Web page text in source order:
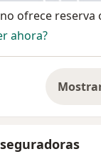
ofrece
ahora?